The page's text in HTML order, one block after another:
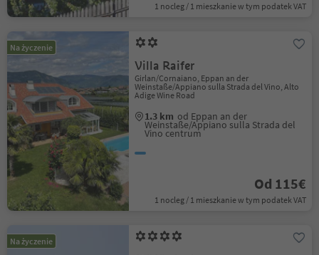
1 nocleg / 1 mieszkanie w tym podatek VAT
Na życzenie
Villa Raifer
Girlan/Cornaiano, Eppan an der
Weinstaße/Appiano sulla Strada del Vino, Alto
Adige Wine Road
1.3 km od Eppan an der
Weinstaße/Appiano sulla Strada del
Vino centrum
Od 115€
1 nocleg / 1 mieszkanie w tym podatek VAT
Na życzenie